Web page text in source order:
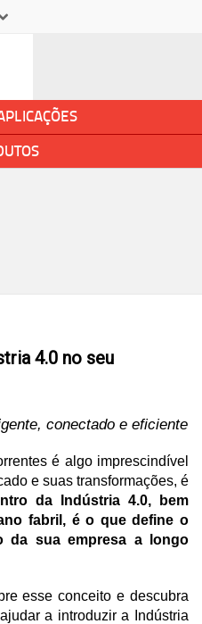
4.0 no seu
conectado e eficiente
é algo imprescindível
e suas transformações, é
da Indústria 4.0, bem
fabril, é o que define o
da sua empresa a longo
esse conceito e descubra
a introduzir a Indústria